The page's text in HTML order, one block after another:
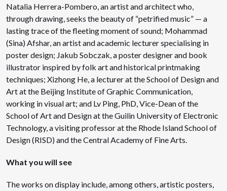
Natalia Herrera-Pombero, an artist and architect who,
through drawing, seeks the beauty of “petrified music” — a
lasting trace of the fleeting moment of sound; Mohammad
(Sina) Afshar, an artist and academic lecturer specialising in
poster design; Jakub Sobczak, a poster designer and book
illustrator inspired by folk art and historical printmaking
techniques; Xizhong He, a lecturer at the School of Design and
Art at the Beijing Institute of Graphic Communication,
working in visual art; and Lv Ping, PhD, Vice-Dean of the
School of Art and Design at the Guilin University of Electronic
Technology, a visiting professor at the Rhode Island School of
Design (RISD) and the Central Academy of Fine Arts.
What you will see
The works on display include, among others, artistic posters,